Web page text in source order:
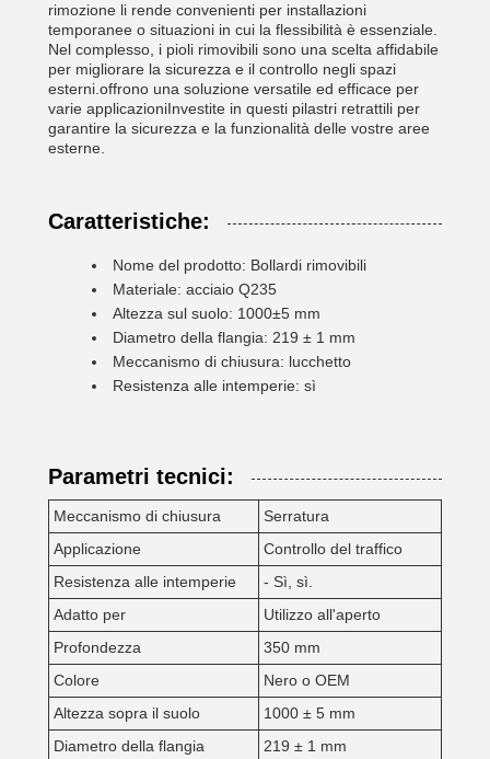
rimozione li rende convenienti per installazioni
temporanee o situazioni in cui la flessibilità è essenziale.
Nel complesso, i pioli rimovibili sono una scelta affidabile
per migliorare la sicurezza e il controllo negli spazi
esterni.offrono una soluzione versatile ed efficace per
varie applicazioniInvestite in questi pilastri retrattili per
garantire la sicurezza e la funzionalità delle vostre aree
esterne.
Caratteristiche:
Nome del prodotto: Bollardi rimovibili
Materiale: acciaio Q235
Altezza sul suolo: 1000±5 mm
Diametro della flangia: 219 ± 1 mm
Meccanismo di chiusura: lucchetto
Resistenza alle intemperie: sì
Parametri tecnici:
Meccanismo di chiusura
Serratura
Applicazione
Controllo del traffico
Resistenza alle intemperie
- Sì, sì.
Adatto per
Utilizzo all'aperto
Profondezza
350 mm
Colore
Nero o OEM
Altezza sopra il suolo
1000 ± 5 mm
Diametro della flangia
219 ± 1 mm